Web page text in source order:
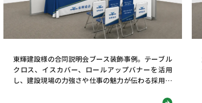
東輝建設様の合同説明会ブース装飾事例。テーブル
クロス、イスカバー、ロールアップバナーを活用
し、建設現場の力強さや仕事の魅力が伝わる採用ブ